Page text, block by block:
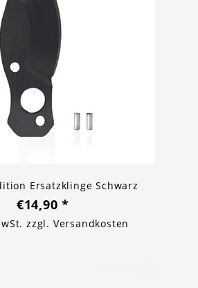
Ersatzklinge Schwarz
€14,90*
zzgl. Versandkosten